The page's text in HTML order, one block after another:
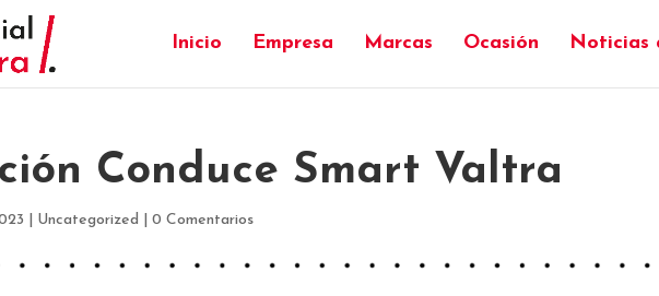
Inicio Empresa Marcas Ocasión Noticias
Conduce Smart Valtra
Uncategorized |0 Comentarios